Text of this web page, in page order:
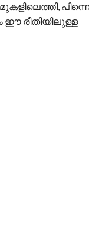
പിന്നെ
ഈ രീതിയിലുള്ള